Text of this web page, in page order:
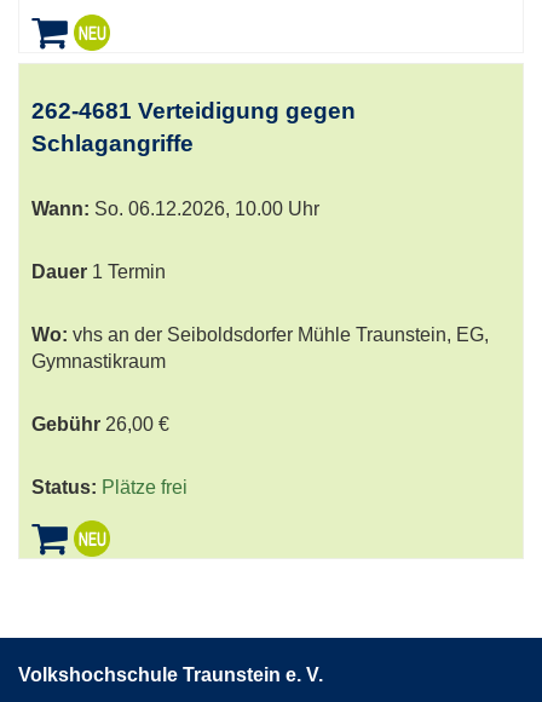
262-4681 Verteidigung gegen
Schlagangriffe
Wann: So. 06.12.2026, 10.00 Uhr
Dauer 1 Termin
Wo: vhs an der Seiboldsdorfer Mühle Traunstein, EG,
Gymnastikraum
Gebühr 26,00 €
Status: Plätze frei
Volkshochschule Traunstein e. V.